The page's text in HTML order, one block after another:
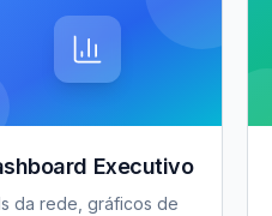
Executivo
da rede, gráficos de